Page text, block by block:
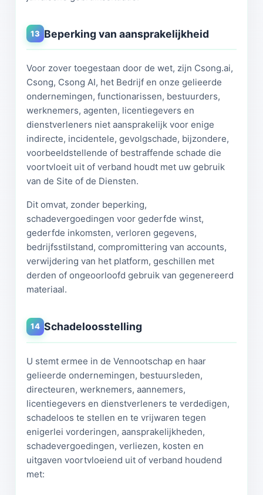
13 Beperking van aansprakelijkheid
Voor zover toegestaan door de wet, zijn Csong.ai,
Csong, Csong AI, het Bedrijf en onze gelieerde
ondernemingen, functionarissen, bestuurders,
werknemers, agenten, licentiegevers en
dienstverleners niet aansprakelijk voor enige
indirecte, incidentele, gevolgschade, bijzondere,
voorbeeldstellende of bestraffende schade die
voortvloeit uit of verband houdt met uw gebruik
van de Site of de Diensten.
Dit omvat, zonder beperking,
schadevergoedingen voor gederfde winst,
gederfde inkomsten, verloren gegevens,
bedrijfsstilstand, compromittering van accounts,
verwijdering van het platform, geschillen met
derden of ongeoorloofd gebruik van gegenereerd
materiaal.
14 Schadeloosstelling
U stemt ermee in de Vennootschap en haar
gelieerde ondernemingen, bestuursleden,
directeuren, werknemers, aannemers,
licentiegevers en dienstverleners te verdedigen,
schadeloos te stellen en te vrijwaren tegen
enigerlei vorderingen, aansprakelijkheden,
schadevergoedingen, verliezen, kosten en
uitgaven voortvloeiend uit of verband houdend
met: